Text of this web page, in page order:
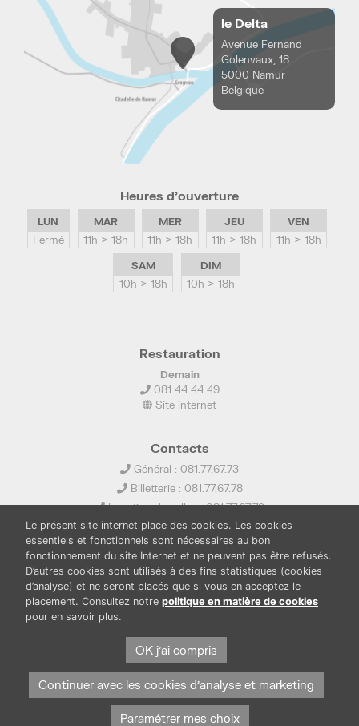
le Delta
Avenue Fernand
Golenvaux, 18
5000 Namur
Belgique
Heures d’ouverture
LUN
Fermé
MAR
11h > 18h
MER
11h > 18h
JEU
11h > 18h
VEN
11h > 18h
SAM
10h > 18h
DIM
10h > 18h
Restauration
Demain
081 44 44 49
Site internet
Contacts
Général : 081.77.67.73
Billetterie : 081.77.67.78
Location de salles : 081.77.67.79
info@ledelta.be
BOUTIQUE
Le présent site internet place des cookies. Les cookies
essentiels et fonctionnels sont nécessaires au bon
fonctionnement du site Internet et ne peuvent pas être refusés.
D’autres cookies sont utilisés à des fins statistiques (cookies
d’analyse) et ne seront placés que si vous en acceptez le
placement. Consultez notre politique en matière de cookies
pour en savoir plus.
OK j'ai compris
Continuer avec les cookies d'analyse et marketing
Paramétrer mes choix